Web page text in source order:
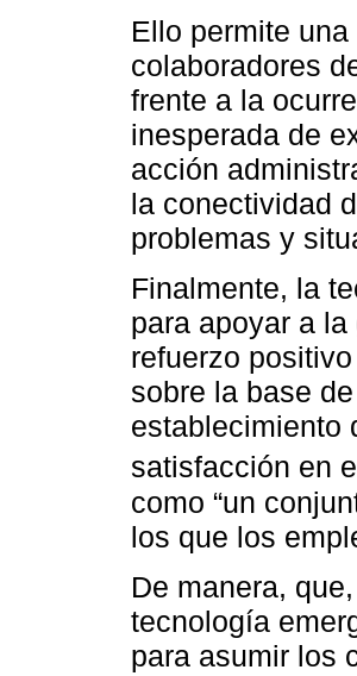
Ello permite
colaboradores
frente a la
inesperada de
acción
la conectividad
problemas y
Finalmente, la
para apoyar a
refuerzo
sobre la base
establecimiento
satisfacción en
como “un
los que los
De manera,
tecnología
para asumir los